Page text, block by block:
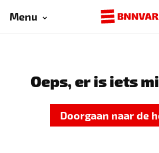
Menu
Oeps, er is iets
Doorgaan naar de